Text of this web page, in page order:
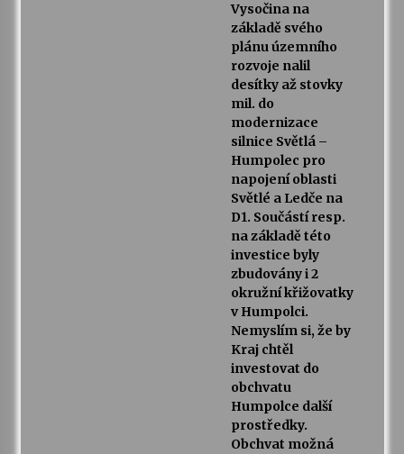
Vysočina na
základě svého
plánu územního
rozvoje nalil
desítky až stovky
mil. do
modernizace
silnice Světlá –
Humpolec pro
napojení oblasti
Světlé a Ledče na
D1. Součástí resp.
na základě této
investice byly
zbudovány i 2
okružní křižovatky
v Humpolci.
Nemyslím si, že by
Kraj chtěl
investovat do
obchvatu
Humpolce další
prostředky.
Obchvat možná